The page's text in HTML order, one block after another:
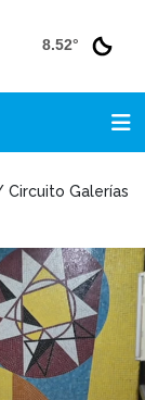
8.52°
Galerías